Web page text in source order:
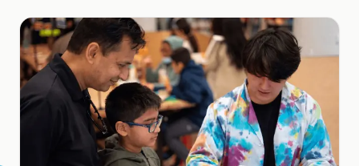
교육 사례 연구
아웃리치 사례 연구
QCaMP Quantum Fundamentals Workshop
Undergraduate Quantum Education